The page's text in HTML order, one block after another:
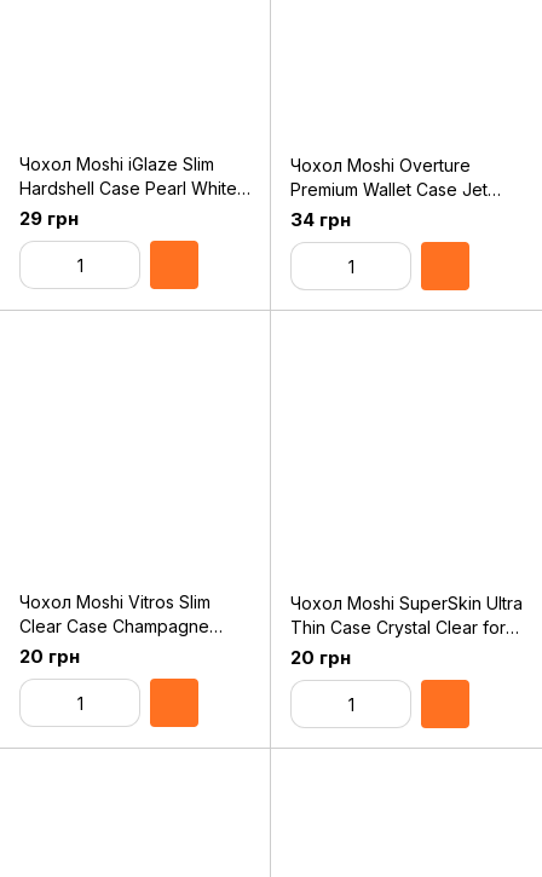
Чохол Moshi iGlaze Slim
Hardshell Case Pearl White
for iPhone 11 (99MO113104)
29 грн
Чохол Moshi Overture
Premium Wallet Case Jet
Black for iPhone 11 Pro
(99MO091012)
34 грн
Чохол Moshi Vitros Slim
Clear Case Champagne
Gold for iPhone 11
(99MO103304)
20 грн
Чохол Moshi SuperSkin Ultra
Thin Case Crystal Clear for
iPhone 11 Pro (99MO111908)
20 грн